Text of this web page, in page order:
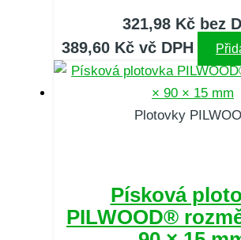
321,98 Kč bez
389,60 Kč vč DPH
Plotovky
Písková
PILWOOD®